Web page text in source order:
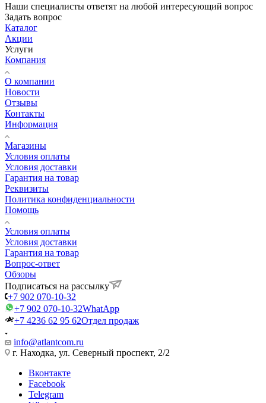
Наши специалисты ответят на любой интересующий вопрос
Задать вопрос
Каталог
Акции
Услуги
Компания
О компании
Новости
Отзывы
Контакты
Информация
Магазины
Условия оплаты
Условия доставки
Гарантия на товар
Реквизиты
Политика конфиденциальности
Помощь
Условия оплаты
Условия доставки
Гарантия на товар
Вопрос-ответ
Обзоры
Подписаться на рассылку
+7 902 070-10-32
+7 902 070-10-32WhatApp
+7 4236 62 95 62Отдел продаж
info@atlantcom.ru
г. Находка, ул. Северный проспект, 2/2
Вконтакте
Facebook
Telegram